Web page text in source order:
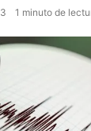
3 1 minuto de